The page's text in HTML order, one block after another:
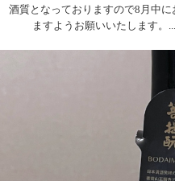
酒質となっておりますので8月中に
ますようお願いいたします。